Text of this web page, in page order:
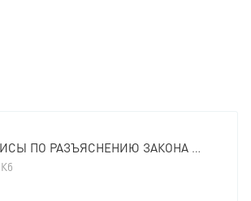
ПО РАЗЪЯСНЕНИЮ ЗАКОНА ОБ ОСМС 18.12.2025 год